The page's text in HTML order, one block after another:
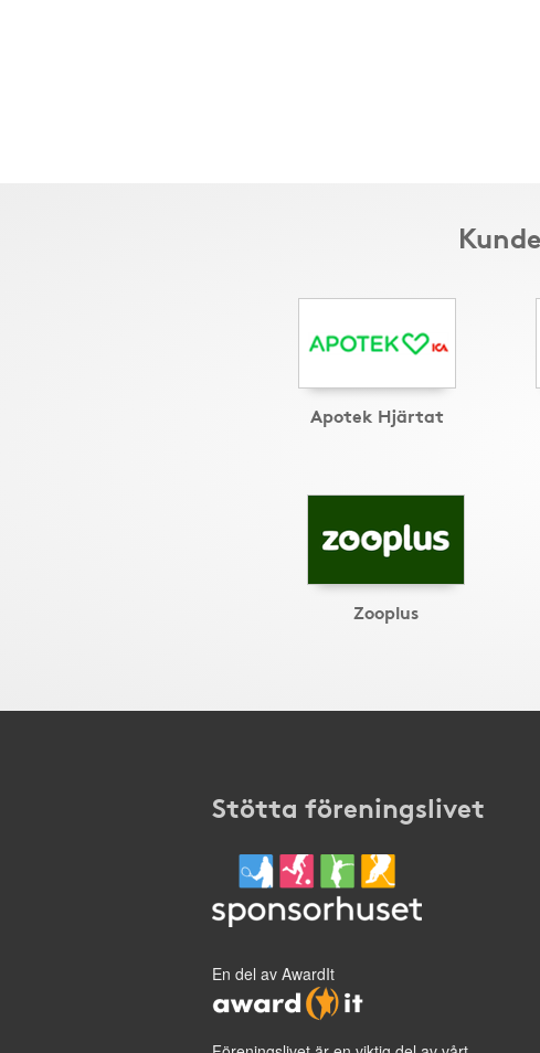
Apotek Hjärtat
Zooplus
Stötta föreningslivet
En del av AwardIt